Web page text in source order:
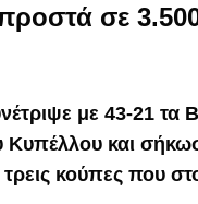
σε
με 43-21 τα
Κυπέλλου και
κούπες που